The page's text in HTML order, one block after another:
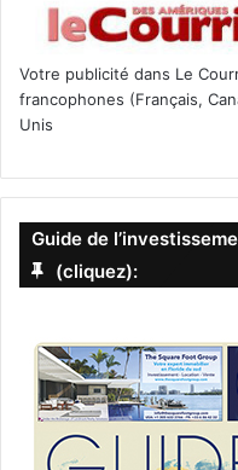
Votre publicité dans Le
francophones (Français,
Unis
Guide de
(cliquez):